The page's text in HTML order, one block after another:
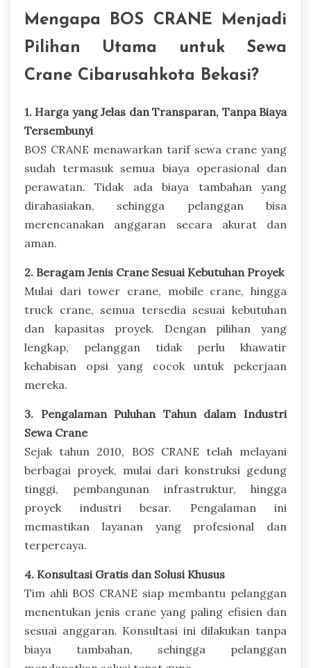
Mengapa BOS CRANE Menjadi
Pilihan Utama untuk Sewa
Crane Cibarusahkota Bekasi?
1. Harga yang Jelas dan Transparan, Tanpa Biaya
Tersembunyi
BOS CRANE menawarkan tarif sewa crane yang
sudah termasuk semua biaya operasional dan
perawatan. Tidak ada biaya tambahan yang
dirahasiakan, sehingga pelanggan bisa
merencanakan anggaran secara akurat dan
aman.
2. Beragam Jenis Crane Sesuai Kebutuhan Proyek
Mulai dari tower crane, mobile crane, hingga
truck crane, semua tersedia sesuai kebutuhan
dan kapasitas proyek. Dengan pilihan yang
lengkap, pelanggan tidak perlu khawatir
kehabisan opsi yang cocok untuk pekerjaan
mereka.
3. Pengalaman Puluhan Tahun dalam Industri
Sewa Crane
Sejak tahun 2010, BOS CRANE telah melayani
berbagai proyek, mulai dari konstruksi gedung
tinggi, pembangunan infrastruktur, hingga
proyek industri besar. Pengalaman ini
memastikan layanan yang profesional dan
terpercaya.
4. Konsultasi Gratis dan Solusi Khusus
Tim ahli BOS CRANE siap membantu pelanggan
menentukan jenis crane yang paling efisien dan
sesuai anggaran. Konsultasi ini dilakukan tanpa
biaya tambahan, sehingga pelanggan